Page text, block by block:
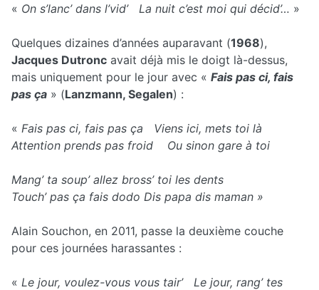
« On s’lanc’ dans l’vid’ La nuit c’est moi qui décid’… »
Quelques dizaines d’années auparavant (1968),
Jacques Dutronc avait déjà mis le doigt là-dessus,
mais uniquement pour le jour avec « Fais pas ci, fais
pas ça » (Lanzmann, Segalen) :
« Fais pas ci, fais pas ça Viens ici, mets toi là
Attention prends pas froid Ou sinon gare à toi
Mang’ ta soup’ allez bross’ toi les dents
Touch’ pas ça fais dodo Dis papa dis maman »
Alain Souchon, en 2011, passe la deuxième couche
pour ces journées harassantes :
« Le jour, voulez-vous vous tair’ Le jour, rang’ tes